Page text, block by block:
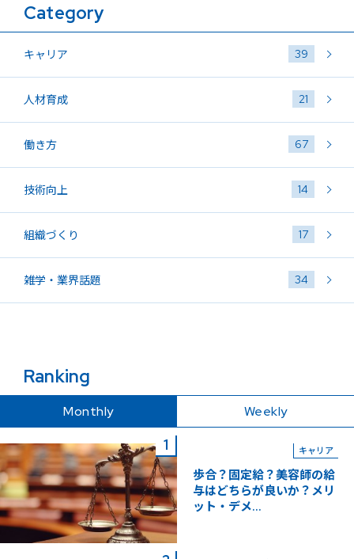
Category
キャリア 39
人材育成 21
働き方 67
技術向上 14
組織づくり 17
雑学・業界話題 34
Ranking
Monthly Weekly
キャリア
歩合？固定給？美容師の給
与はどちらが良いか？メリ
ット・デメ...